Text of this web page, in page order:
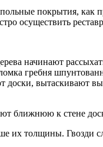
покрытия, как
осуществить
начинают
гребня
вытаскивают
ближнюю к стене
их толщины. Гвозди